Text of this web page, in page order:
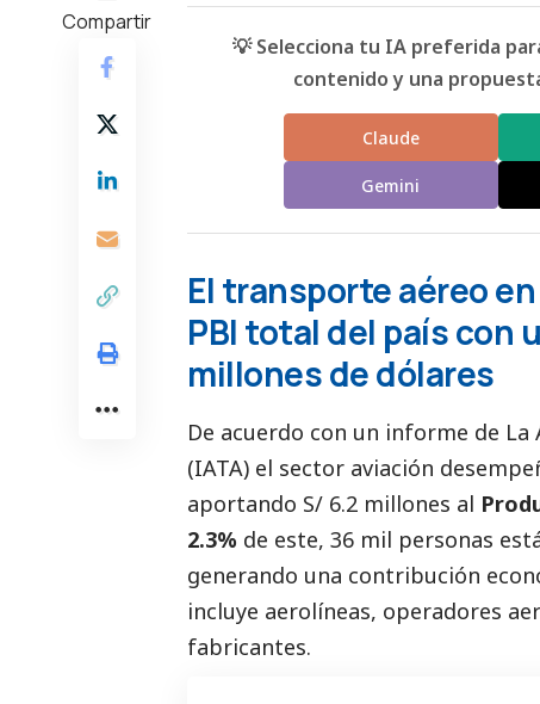
Compartir
💡 Selecciona tu IA preferida
contenido y una
Claude
Gemini
El transporte aéreo
PBI total del país con
millones de dólares
De acuerdo con un informe de La
(IATA) el sector aviación
aportando S/ 6.2 millones al
2.3% de este, 36 mil personas
generando una contribución
incluye aerolíneas, operadores
fabricantes.